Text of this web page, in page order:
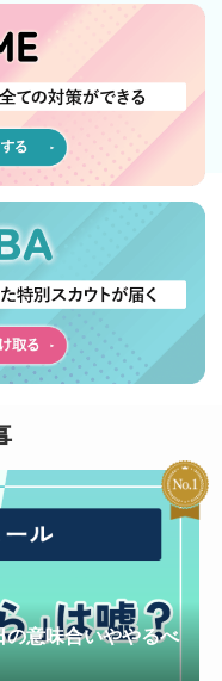
意味合いややるべ